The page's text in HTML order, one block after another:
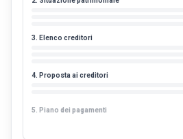
3. Elenco creditori
4. Proposta ai creditori
5. Piano dei pagamenti